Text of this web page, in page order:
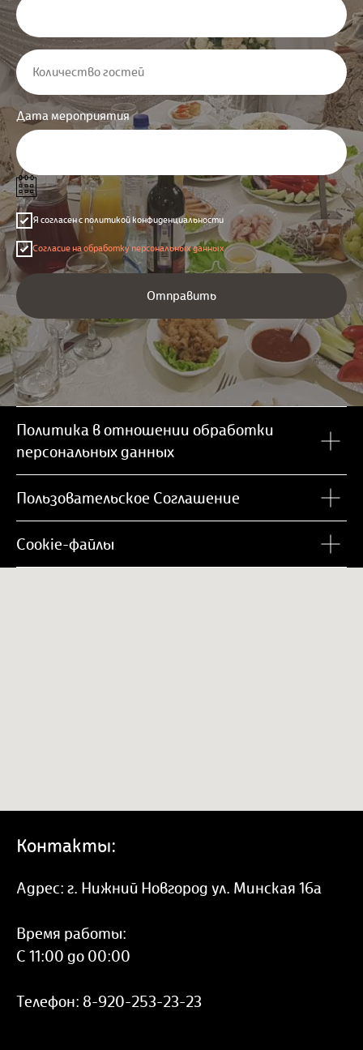
Дата мероприятия
Я согласен с политикой конфиденциальности
Согласие на обработку персональных данных
Отправить
Политика в отношении обработки
персональных данных
Пользовательское Соглашение
Cookie-файлы
Контакты:
Адрес: г. Нижний Новгород ул. Минская 16а
Время работы:
С 11:00 до 00:00
Телефон: 8-920-253-23-23